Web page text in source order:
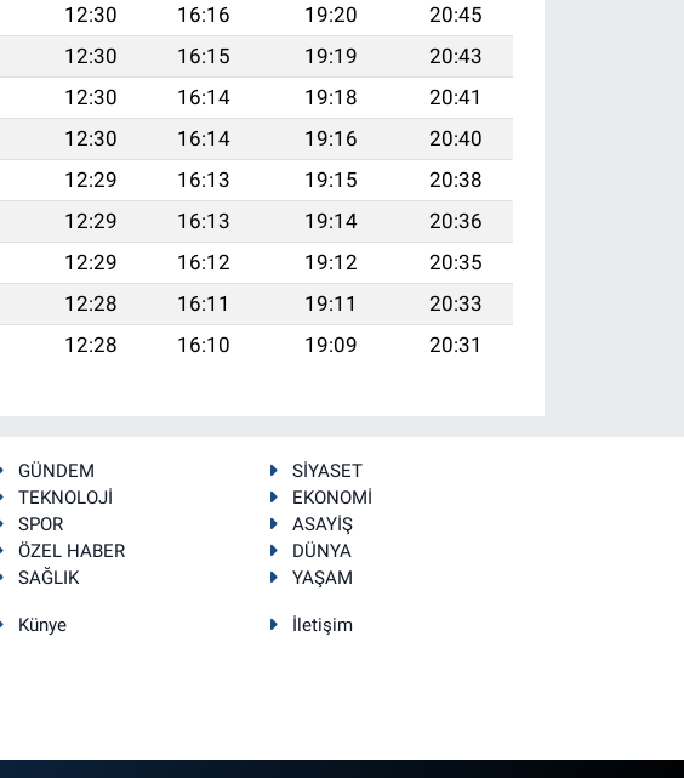
12:30 16:16 19:20
20:45
12:30 16:15 19:19
20:43
12:30 16:14 19:18
20:41
12:30 16:14 19:16
20:40
12:29 16:13 19:15
20:38
12:29 16:13 19:14
20:36
12:29 16:12 19:12
20:35
12:28 16:11 19:11
20:33
12:28 16:10 19:09 20:31
GÜNDEM
SİYASET
TEKNOLOJİ
EKONOMİ
SPOR
ASAYİŞ
ÖZEL HABER
DÜNYA
SAĞLIK
YAŞAM
Künye İletişim